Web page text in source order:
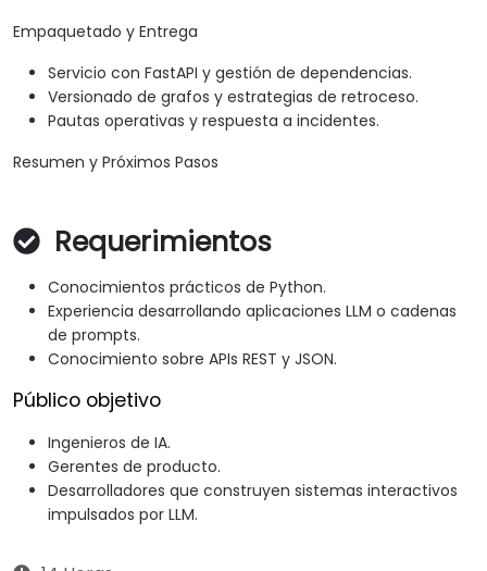
Empaquetado y Entrega
Servicio con FastAPI y gestión de dependencias.
Versionado de grafos y estrategias de retroceso.
Pautas operativas y respuesta a incidentes.
Resumen y Próximos Pasos
Requerimientos
Conocimientos prácticos de Python.
Experiencia desarrollando aplicaciones LLM o cadenas
de prompts.
Conocimiento sobre APIs REST y JSON.
Público objetivo
Ingenieros de IA.
Gerentes de producto.
Desarrolladores que construyen sistemas interactivos
impulsados por LLM.